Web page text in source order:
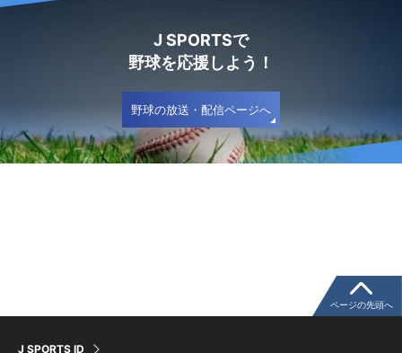
J SPORTSで
野球を応援しよう！
野球の放送・配信ページへ
J SPORTS ID
ページの先頭へ